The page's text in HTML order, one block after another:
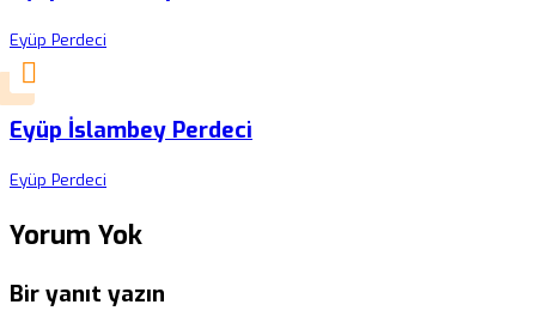
Eyüp Perdeci
Eyüp İslambey Perdeci
Eyüp Perdeci
Yorum Yok
Bir yanıt yazın